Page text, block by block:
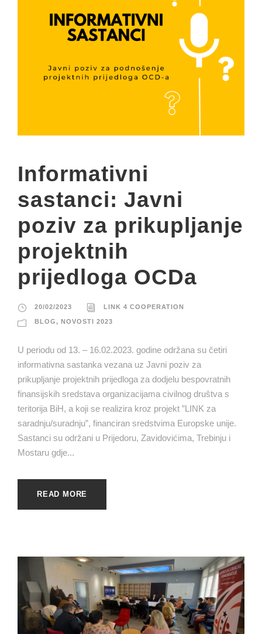
Informativni
sastanci: Javni
poziv za prikupljanje
projektnih
prijedloga OCDa
20/02/2023 LINK 4 COOPERATION
BLOG, NOVOSTI 2023
U periodu od 13. – 16.02.2023. godine održana su četiri
informativna sastanka vezana uz Javni poziv za
prikupljanje projektnih prijedloga za dodjelu bespovratnih
finansijskih sredstava organizacijama civilnog društva s
teritorija BiH, a koji se realizira kroz projekt ”LINK za
saradnju/suradnju”, financiran sredstvima Europske unije.
Sastanci su održani u Prijedoru, Zavidovićima, Trebinju i
Mostaru gdje...
READ MORE